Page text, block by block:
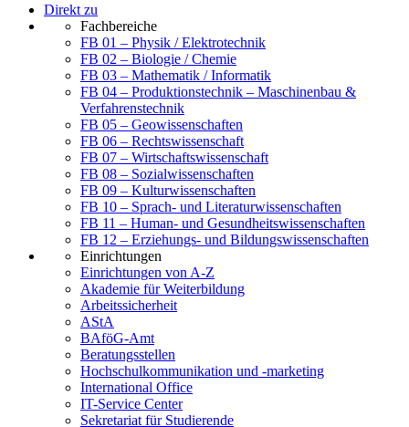
Direkt zu
Fachbereiche
FB 01 – Physik / Elektrotechnik
FB 02 – Biologie / Chemie
FB 03 – Mathematik / Informatik
FB 04 – Produktionstechnik – Maschinenbau &
Verfahrenstechnik
FB 05 – Geowissenschaften
FB 06 – Rechtswissenschaft
FB 07 – Wirtschaftswissenschaft
FB 08 – Sozialwissenschaften
FB 09 – Kulturwissenschaften
FB 10 – Sprach- und Literaturwissenschaften
FB 11 – Human- und Gesundheitswissenschaften
FB 12 – Erziehungs- und Bildungswissenschaften
Einrichtungen
Einrichtungen von A-Z
Akademie für Weiterbildung
Arbeitssicherheit
AStA
BAföG-Amt
Beratungsstellen
Hochschulkommunikation und -marketing
International Office
IT-Service Center
Sekretariat für Studierende